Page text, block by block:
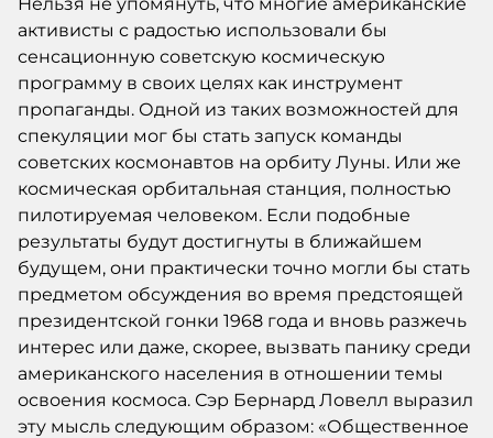
активисты с радостью использовали бы
сенсационную советскую космическую
программу в своих целях как инструмент
пропаганды. Одной из таких возможностей для
спекуляции мог бы стать запуск команды
советских космонавтов на орбиту Луны. Или же
космическая орбитальная станция, полностью
пилотируемая человеком. Если подобные
результаты будут достигнуты в ближайшем
будущем, они практически точно могли бы стать
предметом обсуждения во время предстоящей
президентской гонки 1968 года и вновь разжечь
интерес или даже, скорее, вызвать панику среди
американского населения в отношении темы
освоения космоса. Сэр Бернард Ловелл выразил
эту мысль следующим образом: «Общественное